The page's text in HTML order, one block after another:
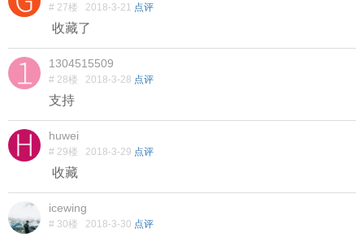
# 27楼 2018-3-21 点评
收藏了
1304515509
# 28楼 2018-3-28 点评
支持
huwei
# 29楼 2018-3-29 点评
收藏
icewing
# 30楼 2018-3-30 点评